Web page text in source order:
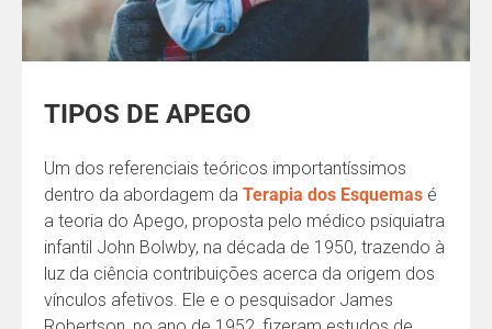
TIPOS DE APEGO
Um dos referenciais teóricos importantíssimos
dentro da abordagem da Terapia dos Esquemas é
a teoria do Apego, proposta pelo médico psiquiatra
infantil John Bolwby, na década de 1950, trazendo à
luz da ciência contribuições acerca da origem dos
vínculos afetivos. Ele e o pesquisador James